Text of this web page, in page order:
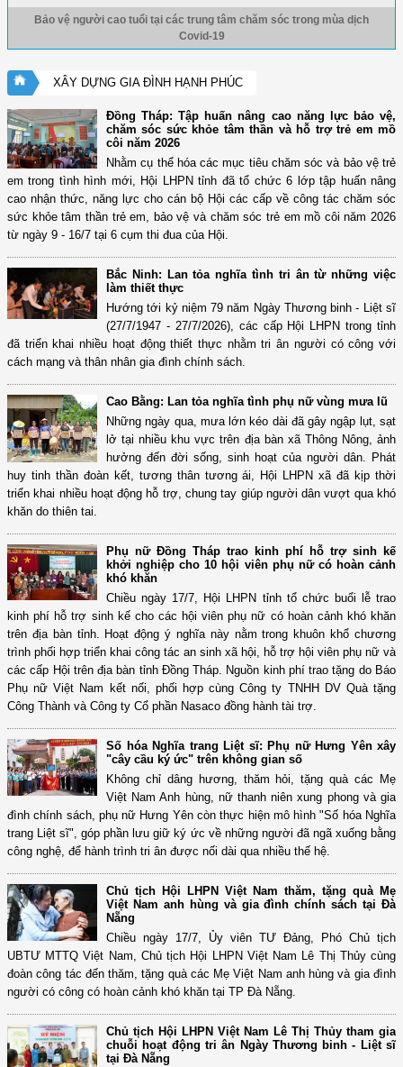
Bảo vệ người cao tuổi tại các trung tâm chăm sóc trong mùa dịch
Covid-19
XÂY DỰNG GIA ĐÌNH HẠNH PHÚC
Đồng Tháp: Tập huấn nâng cao năng lực bảo vệ,
chăm sóc sức khỏe tâm thần và hỗ trợ trẻ em mồ
côi năm 2026
Nhằm cụ thể hóa các mục tiêu chăm sóc và bảo vệ trẻ
em trong tình hình mới, Hội LHPN tỉnh đã tổ chức 6 lớp tập huấn nâng
cao nhận thức, năng lực cho cán bộ Hội các cấp về công tác chăm sóc
sức khỏe tâm thần trẻ em, bảo vệ và chăm sóc trẻ em mồ côi năm 2026
từ ngày 9 - 16/7 tại 6 cụm thi đua của Hội.
Bắc Ninh: Lan tỏa nghĩa tình tri ân từ những việc
làm thiết thực
Hướng tới kỷ niệm 79 năm Ngày Thương binh - Liệt sĩ
(27/7/1947 - 27/7/2026), các cấp Hội LHPN trong tỉnh
đã triển khai nhiều hoạt động thiết thực nhằm tri ân người có công với
cách mạng và thân nhân gia đình chính sách.
Cao Bằng: Lan tỏa nghĩa tình phụ nữ vùng mưa lũ
Những ngày qua, mưa lớn kéo dài đã gây ngập lụt, sạt
lở tại nhiều khu vực trên địa bàn xã Thông Nông, ảnh
hưởng đến đời sống, sinh hoạt của người dân. Phát
huy tinh thần đoàn kết, tương thân tương ái, Hội LHPN xã đã kịp thời
triển khai nhiều hoạt động hỗ trợ, chung tay giúp người dân vượt qua khó
khăn do thiên tai.
Phụ nữ Đồng Tháp trao kinh phí hỗ trợ sinh kế
khởi nghiệp cho 10 hội viên phụ nữ có hoàn cảnh
khó khăn
Chiều ngày 17/7, Hội LHPN tỉnh tổ chức buổi lễ trao
kinh phí hỗ trợ sinh kế cho các hội viên phụ nữ có hoàn cảnh khó khăn
trên địa bàn tỉnh. Hoạt động ý nghĩa này nằm trong khuôn khổ chương
trình phối hợp triển khai công tác an sinh xã hội, hỗ trợ hội viên phụ nữ và
các cấp Hội trên địa bàn tỉnh Đồng Tháp. Nguồn kinh phí trao tặng do Báo
Phụ nữ Việt Nam kết nối, phối hợp cùng Công ty TNHH DV Quà tặng
Công Thành và Công ty Cổ phần Nasaco đồng hành tài trợ.
Số hóa Nghĩa trang Liệt sĩ: Phụ nữ Hưng Yên xây
"cây cầu ký ức" trên không gian số
Không chỉ dâng hương, thăm hỏi, tặng quà các Mẹ
Việt Nam Anh hùng, nữ thanh niên xung phong và gia
đình chính sách, phụ nữ Hưng Yên còn thực hiện mô hình "Số hóa Nghĩa
trang Liệt sĩ", góp phần lưu giữ ký ức về những người đã ngã xuống bằng
công nghệ, để hành trình tri ân được nối dài qua nhiều thế hệ.
Chủ tịch Hội LHPN Việt Nam thăm, tặng quà Mẹ
Việt Nam anh hùng và gia đình chính sách tại Đà
Nẵng
Chiều ngày 17/7, Ủy viên TƯ Đảng, Phó Chủ tịch
UBTƯ MTTQ Việt Nam, Chủ tịch Hội LHPN Việt Nam Lê Thị Thủy cùng
đoàn công tác đến thăm, tặng quà các Mẹ Việt Nam anh hùng và gia đình
người có công có hoàn cảnh khó khăn tại TP Đà Nẵng.
Chủ tịch Hội LHPN Việt Nam Lê Thị Thủy tham gia
chuỗi hoạt động tri ân Ngày Thương binh - Liệt sĩ
tại Đà Nẵng